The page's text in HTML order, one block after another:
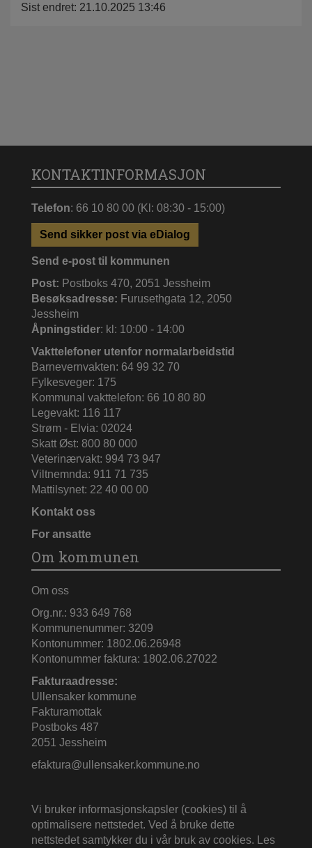
Sist endret: 21.10.2025 13:46
KONTAKTINFORMASJON
Telefon: 66 10 80 00 (Kl: 08:30 - 15:00)
Send sikker post via eDialog
Send e-post til kommunen
Post: Postboks 470, 2051 Jessheim
Besøksadresse: Furusethgata 12, 2050
Jessheim
Åpningstider: kl: 10:00 - 14:00
Vakttelefoner utenfor normalarbeidstid
Barnevernvakten: 64 99 32 70
Fylkesveger: 175
Kommunal vakttelefon: 66 10 80 80
Legevakt: 116 117
Strøm - Elvia: 02024
Skatt Øst: 800 80 000
Veterinærvakt: 994 73 947
Viltnemnda: 911 71 735
Mattilsynet: 22 40 00 00
Kontakt oss
For ansatte
Om kommunen
Om oss
Org.nr.: 933 649 768
Kommunenummer: 3209
Kontonummer: 1802.06.26948
Kontonummer faktura: 1802.06.27022
Fakturaadresse:
Ullensaker kommune
Fakturamottak
Postboks 487
2051 Jessheim
efaktura@ullensaker.kommune.no
Vi bruker informasjonskapsler (cookies) til å
optimalisere nettstedet. Ved å bruke dette
nettstedet samtykker du i vår bruk av cookies.
Les